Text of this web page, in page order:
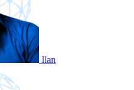
Ilan